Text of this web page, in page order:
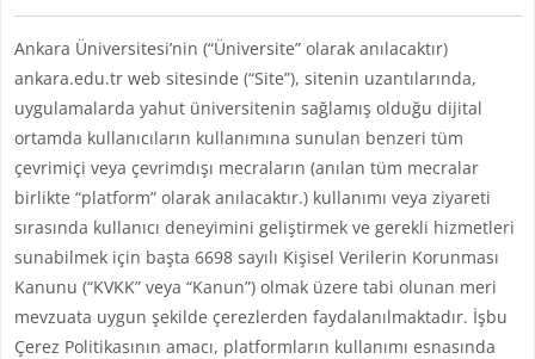
Ankara Üniversitesi’nin (“Üniversite” olarak anılacaktır)
ankara.edu.tr web sitesinde (“Site”), sitenin uzantılarında,
uygulamalarda yahut üniversitenin sağlamış olduğu dijital
ortamda kullanıcıların kullanımına sunulan benzeri tüm
çevrimiçi veya çevrimdışı mecraların (anılan tüm mecralar
birlikte “platform” olarak anılacaktır.) kullanımı veya ziyareti
sırasında kullanıcı deneyimini geliştirmek ve gerekli hizmetleri
sunabilmek için başta 6698 sayılı Kişisel Verilerin Korunması
Kanunu (“KVKK” veya “Kanun”) olmak üzere tabi olunan meri
mevzuata uygun şekilde çerezlerden faydalanılmaktadır. İşbu
Çerez Politikasının amacı, platformların kullanımı esnasında